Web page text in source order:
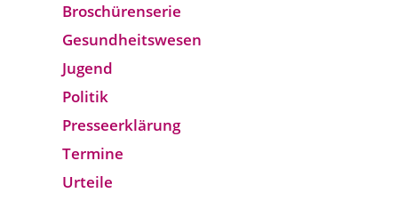
Broschürenserie
Gesund­heits­wesen
Jugend
Politik
Presseerklärung
Termine
Urteile